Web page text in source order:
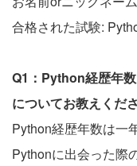
合格された試験:
Q1：Python経歴年
についてお教えくださ
Python経歴年数は一
Pythonに出会った際